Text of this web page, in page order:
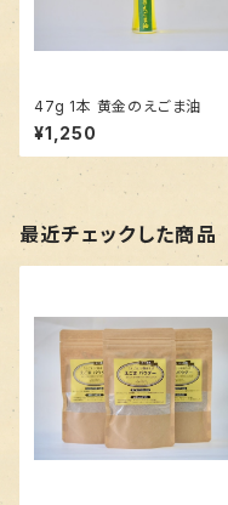
47g 1本 黄金のえごま油
¥1,250
最近チェックした商品